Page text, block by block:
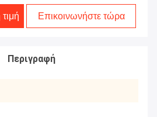
Επικοινωνήστε τώρα
Περιγραφή